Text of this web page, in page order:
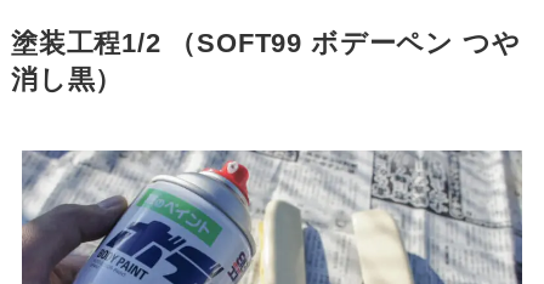
塗装工程1/2 （SOFT99 ボデーペン つや
消し黒）